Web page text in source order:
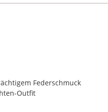
Federschmuck
Outfit